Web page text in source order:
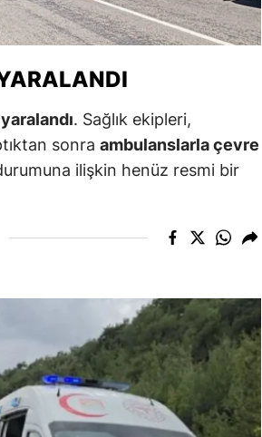
. Sağlık ekipleri,
sonra ambulanslarla çevre
ilişkin henüz resmi bir